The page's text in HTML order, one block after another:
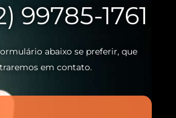
99785-1761
abaixo se preferir, que
em contato.